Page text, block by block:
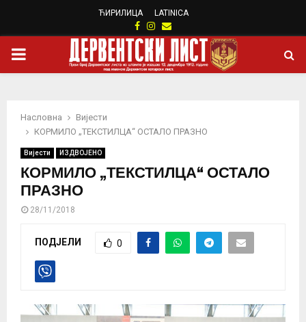
ЋИРИЛИЦА LATINICA
Facebook
Instagram
Email
PRIMARY
Насловна
Вијести
КОРМИЛО „ТЕКСТИЛЦА“ ОСТАЛО ПРАЗНО
Вијести ИЗДВОЈЕНО
КОРМИЛО „ТЕКСТИЛЦА“ ОСТАЛО
ПРАЗНО
28/11/2018
ПОДЈЕЛИ 0